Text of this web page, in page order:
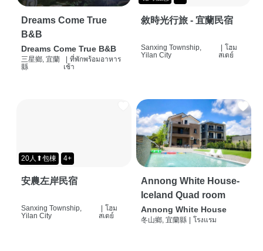
Dreams Come True
B&B
Dreams Come True B&B
三星鄉, 宜蘭
縣
| ที่พักพร้อมอาหาร
เช้า
敘時光行旅 - 宜蘭民宿
Sanxing Township,
Yilan City
| โฮม
สเตย์
20人⬆包棟 4+
安農左岸民宿
Sanxing Township,
Yilan City
| โฮม
สเตย์
Annong White House-
Iceland Quad room
Annong White House
冬山鄉, 宜蘭縣 | โรงแรม